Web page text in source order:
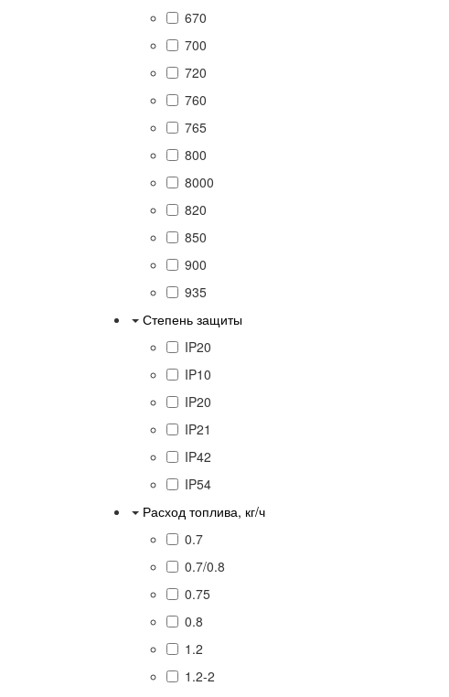
670
700
720
760
765
800
8000
820
850
900
935
Степень защиты
IP20
IP10
IP20
IP21
IP42
IP54
Расход топлива, кг/ч
0.7
0.7/0.8
0.75
0.8
1.2
1.2-2